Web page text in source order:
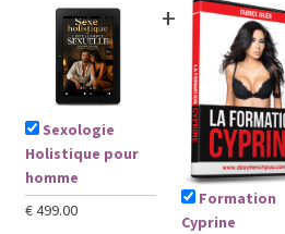
Sexologie
Holistique pour
homme
€499.00
+
Formation
Cyprine